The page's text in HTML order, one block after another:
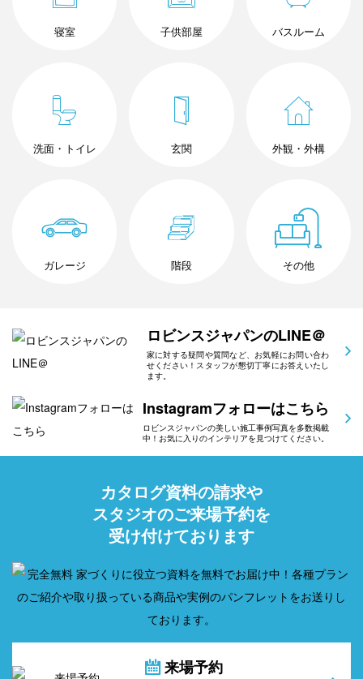
寝室 子供部屋 バスルーム
洗面・トイレ 玄関 外観・外構
ガレージ 階段 その他
ロビンスジャパンのLINE＠
家に対する疑問や質問など、お気軽にお問い合わ
せください！スタッフが懇切丁寧にお答えいたし
ます。
Instagramフォローはこちら
ロビンスジャパンの美しい施工事例写真を多数掲載
中！お気に入りのインテリアを見つけてください。
カタログ資料の請求や
スタジオのご来場予約を
受け付けております
来場予約